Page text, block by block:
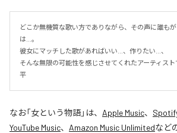
どこか無機質な歌い方でありながら、その声に誰も
は…。
彼女にマッチした歌があればいい…、作りたい…、
そんな無限の可能性を感じさせてくれたアーティス
平
なお「女という物語」は、 Apple Music、
YouTube Music、 Amazon Music Unlimitedなど